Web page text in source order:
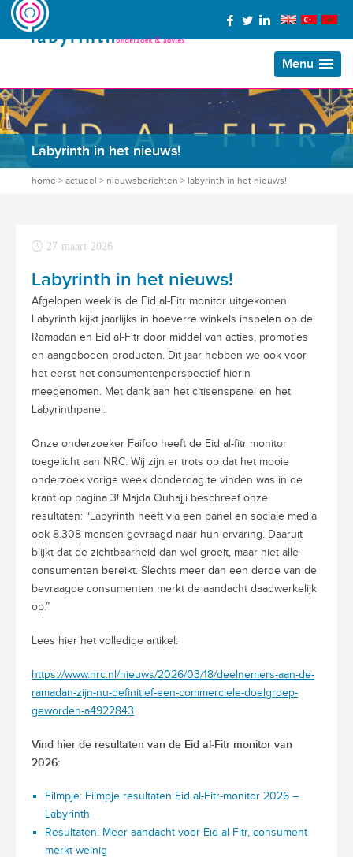
Menu
Labyrinth in het nieuws!
home > actueel > nieuwsberichten > labyrinth in het nieuws!
27 maart 2026
Labyrinth in het nieuws!
Afgelopen week is de Eid al-Fitr monitor uitgekomen.
Labyrinth kijkt jaarlijks in hoeverre winkels inspelen op de
Ramadan en Eid al-Fitr door middel van acties, promoties
en aangeboden producten. Dit jaar hebben we ook voor
het eerst het consumentenperspectief hierin
meegenomen. Met dank aan het citisenspanel en het
Labyrinthpanel.
Onze onderzoeker Faifoo heeft de Eid al-fitr monitor
toegelicht aan NRC. Wij zijn er trots op dat het mooie
onderzoek vorige week donderdag te vinden was in de
krant op pagina 3! Majda Ouhajji beschreef onze
resultaten: “Labyrinth heeft via een panel en sociale media
ook 8.308 mensen gevraagd naar hun ervaring. Daaruit
blijkt dat de zichtbaarheid dan wel groeit, maar niet alle
consumenten bereikt. Slechts meer dan een derde van de
bevraagde consumenten merkt de aandacht daadwerkelijk
op.”
Lees hier het volledige artikel:
https://www.nrc.nl/nieuws/2026/03/18/deelnemers-aan-de-
ramadan-zijn-nu-definitief-een-commerciele-doelgroep-
geworden-a4922843
Vind hier de resultaten van de Eid al-Fitr monitor van
2026:
Filmpje: Filmpje resultaten Eid al-Fitr-monitor 2026 –
Labyrinth
Resultaten: Meer aandacht voor Eid al-Fitr, consument
merkt weinig